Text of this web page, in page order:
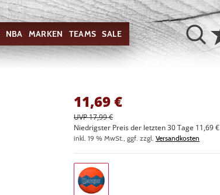
NBA MARKEN TEAMS SALE
11,69€
UVP 17,99 €
Niedrigster Preis der letzten 30 Tage 11,69 €
inkl. 19 % MwSt., ggf. zzgl. Versandkosten